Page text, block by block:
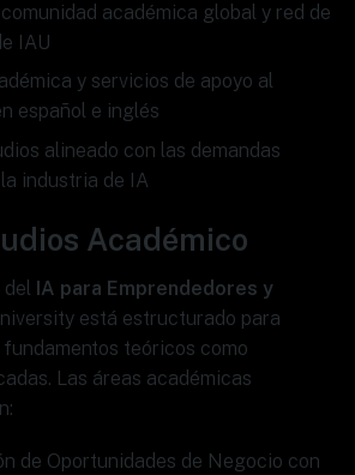
académica global y red de
IAU
y servicios de apoyo al
español e inglés
alineado con las demandas
industria de IA
Académico
IA para Emprendedores y
está estructurado para
teóricos como
Las áreas académicas
de Oportunidades de Negocio con